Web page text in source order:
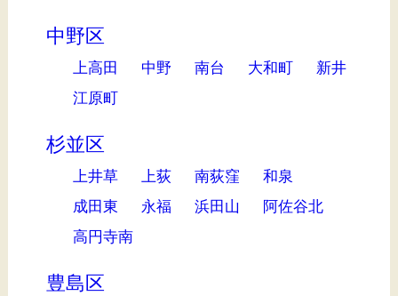
中野区
上高田 中野 南台 大和町
新井
江原町
杉並区
上井草 上荻 南荻窪
和泉
成田東
永福 浜田山
阿佐谷北
高円寺南
豊島区